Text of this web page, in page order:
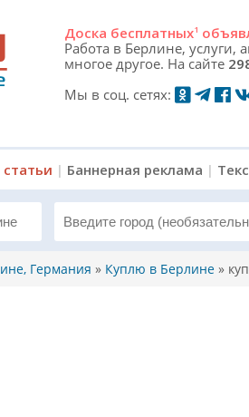
Доска бесплатных1
Работа в Берлине, услуги,
многое другое. На сайте
Мы в соц. сетях:
| Баннерная реклама |
Германия » Куплю в Берлине »